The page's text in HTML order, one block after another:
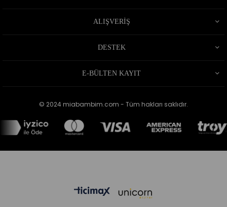
ALIŞVERİŞ
DESTEK
E-BÜLTEN KAYIT
© 2024 miabambim.com - Tüm hakları saklıdır.